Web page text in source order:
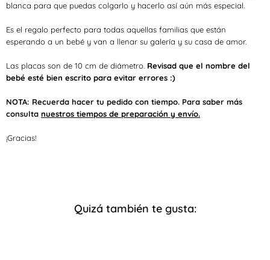
blanca para que puedas colgarlo y hacerlo así aún más especial.
Es el regalo perfecto para todas aquellas familias que están
esperando a un bebé y van a llenar su galería y su casa de amor.
Las placas son de 10 cm de diámetro. Revisad que el nombre del
bebé esté bien escrito para evitar errores :)
NOTA: Recuerda hacer tu pedido con tiempo. Para saber más
consulta nuestros tiempos de preparación y envío.
¡Gracias!
Quizá también te gusta: